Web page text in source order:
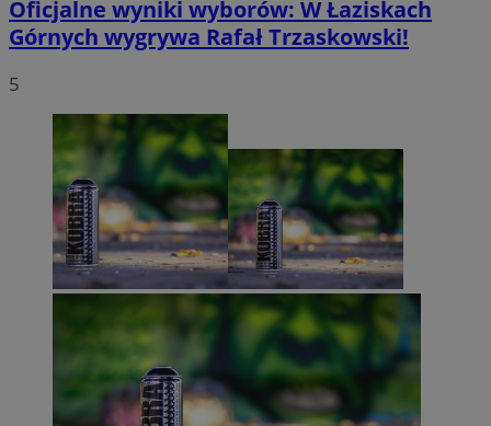
Oficjalne wyniki wyborów: W Łaziskach
Górnych wygrywa Rafał Trzaskowski!
5